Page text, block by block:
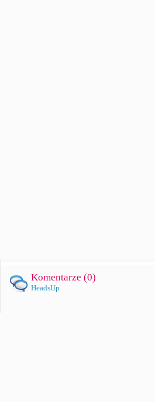
Komentarze (0)
HeadsUp